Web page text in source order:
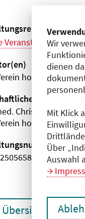
Wir
dienen
Mit Klick
Über
Auswahl
Veranstaltungen
Leitung
Christoph Tils